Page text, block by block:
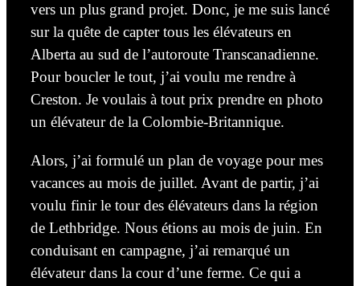
vers un plus grand projet. Donc, je me suis lancé
sur la quête de capter tous les élévateurs en
Alberta au sud de l’autoroute Transcanadienne.
Pour boucler le tout, j’ai voulu me rendre à
Creston. Je voulais à tout prix prendre en photo
un élévateur de la Colombie-Britannique.
Alors, j’ai formulé un plan de voyage pour mes
vacances au mois de juillet. Avant de partir, j’ai
voulu finir le tour des élévateurs dans la région
de Lethbridge. Nous étions au mois de juin. En
conduisant en campagne, j’ai remarqué un
élévateur dans la cour d’une ferme. Ce qui a